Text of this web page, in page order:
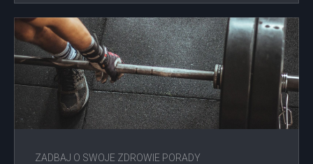
ZADBAJ O SWOJE ZDROWIE PORADY